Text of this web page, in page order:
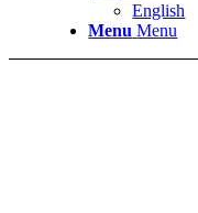
English
Menu Menu